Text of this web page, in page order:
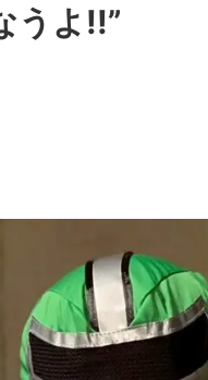
うよ!!”